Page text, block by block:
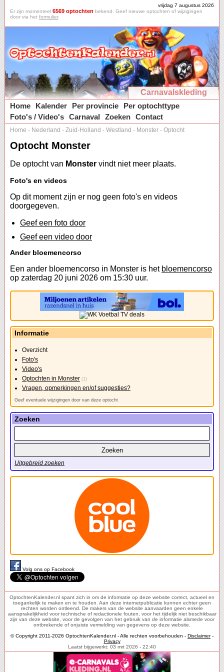
vrijdag 7 augustus 2026
Er zijn momenteel 6569 optochten bekend. Geef nieuwe optochten of wijzigingen
door via het formulier.
Carnavalskleding
Home
Kalender Per provincie
Per optochttype
Foto's / Video's Carnaval Zoeken Contact
Home - Nederland - Zuid-Holland - Westland - Monster - Optocht
Optocht Monster
De optocht van Monster vindt niet meer plaats.
Foto's en videos
Op dit moment zijn er nog geen foto's en videos
doorgegeven.
Geef een foto door
Geef een video door
Ander bloemencorso
Een ander bloemencorso in Monster is het bloemencorso
op zaterdag 20 juni 2026 om 15:30 uur.
Informatie
Overzicht
Foto's
Video's
Optochten in Monster (1)
Vragen, opmerkingen en/of suggesties?
Geef eventuele wijzigingen door van deze optocht
Zoeken
Uitgebreid zoeken
Volg ons op Facebook
OptochtenKalender.nl spant zich in om de informatie op deze website correct, actueel en
toegankelijk te maken en te houden. Aan deze internetpublicatie kunnen echter geen
rechten worden ontleend. De makers van de website aanvaarden geen enkele
aansprakelijkheid voor technische of redactionele fouten, voor het tijdelijk niet beschikbaar
zijn van deze website, voor de gevolgen van het gebruik van de informatie alsmede voor
ontbrekende of onjuiste vermelding van gegevens op deze website.
© Copyright 2011-2026 OptochtenKalender.nl - Alle rechten voorbehouden - Disclaimer-
Privacy
Laatst bijgewerkt: 03 mrt 2026 - 22:40